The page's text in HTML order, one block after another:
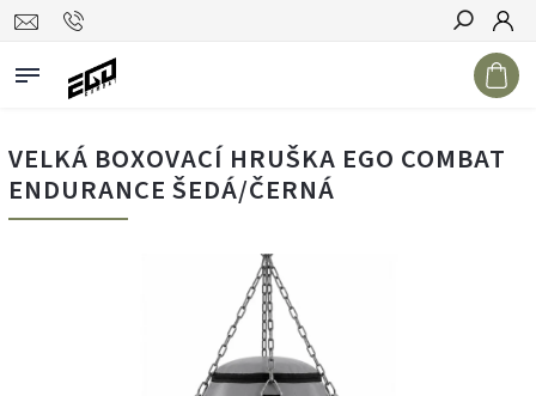
Hledat
VELKÁ BOXOVACÍ HRUŠKA EGO COMBAT
ENDURANCE ŠEDÁ/ČERNÁ